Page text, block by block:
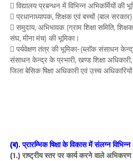
 विद्यालय प्रबन्धन में विभिन्न अभिकर्मियों की
 प्रधानाध्यापक, शिक्षक एवं बच्चों (बाल
 समुदाय, अभिभावक (ग्राम शिक्षा समिति,
संघ, मीना मंच) की भूमिका।
 पर्यवेक्षण तंत्र की भूमिका-(ब्लाॅक संसाधन
संसाधन केन्द्र के प्रभारी, खण्ड शिक्षा
जिला बेसिक षिक्षा अधिकारी एवं उच्च
(ब). प्रारम्भिक षिक्षा के विकास में संलग्न
(1.) राष्ट्रीय स्तर पर कार्य करने वाले अभिकरण